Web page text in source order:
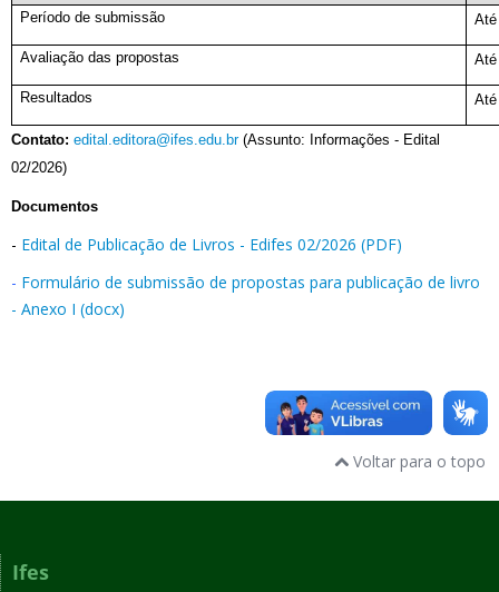
Período de submissão
Avaliação das propostas
Resultados
Contato: edital.editora@ifes.edu.br(Assunto: Informações - Edital
02/2026)
Documentos
- Edital de Publicação de Livros - Edifes 02/2026 (PDF)
- Formulário de submissão de propostas para publicação de livro
- Anexo I (docx)
Voltar para o topo
Ifes